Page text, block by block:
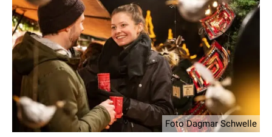
Foto Dagmar Schwelle